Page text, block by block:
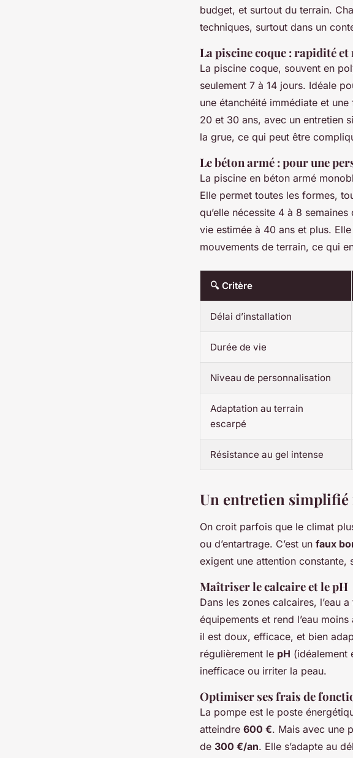
budget, et surtout du terrain.
techniques, surtout dans un
La piscine coque : rapidité et
La piscine coque, souvent en
seulement 7 à 14 jours. Idéale
une étanchéité immédiate et
20 et 30 ans, avec un entretien
la grue, ce qui peut être
Le béton armé : pour une
La piscine en béton armé
Elle permet toutes les formes,
qu’elle nécessite 4 à 8
vie estimée à 40 ans et plus.
mouvements de terrain, ce qui
🔍 Critère
Délai d’installation
Durée de vie
Niveau de personnalisation
Adaptation au terrain
escarpé
Résistance au gel intense
Un entretien simplifié
On croit parfois que le climat
ou d’entartrage. C’est un faux
exigent une attention constante,
Maîtriser le calcaire et le pH
Dans les zones calcaires, l’eau
équipements et rend l’eau
il est doux, efficace, et bien
régulièrement le pH (idéalement
inefficace ou irriter la peau.
Optimiser ses frais de
La pompe est le poste
atteindre 600 €. Mais avec une
de 300 €/an. Elle s’adapte au